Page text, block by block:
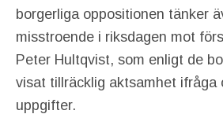
borgerliga oppositionen tänker
misstroende i riksdagen mot
Peter Hultqvist, som enligt de
visat tillräcklig aktsamhet ifråga
uppgifter.